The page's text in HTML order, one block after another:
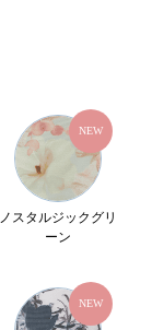
NEW
ノスタルジックグリ
ーン
NEW